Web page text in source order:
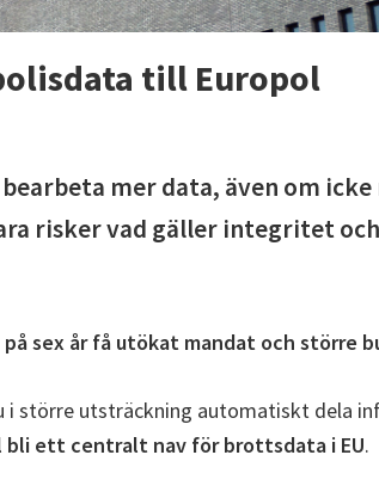
till Europol
mer data, även om
risker vad gäller integritet och
sex år få utökat mandat och större
i större utsträckning automatiskt dela
bli ett centralt nav för brottsdata i EU.